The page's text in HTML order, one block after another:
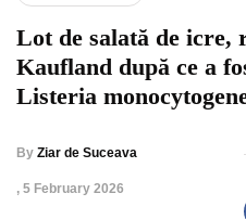
Lot de salată de icre,
Kaufland după ce a
Listeria
By Ziar de Suceava
, 5 February 2026